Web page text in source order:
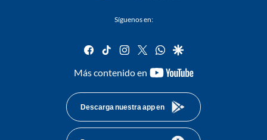
Síguenos en:
facebook
tiktok instagram
twitterwhatsapp
google
Más contenido en
youtube-
Descarga nuestra app en